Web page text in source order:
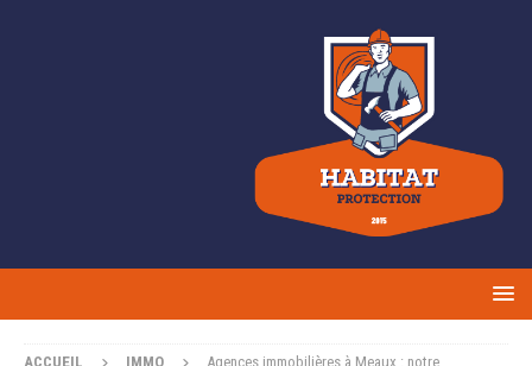
ACCUEIL IMMO
Agences immobilières à Meaux : notre